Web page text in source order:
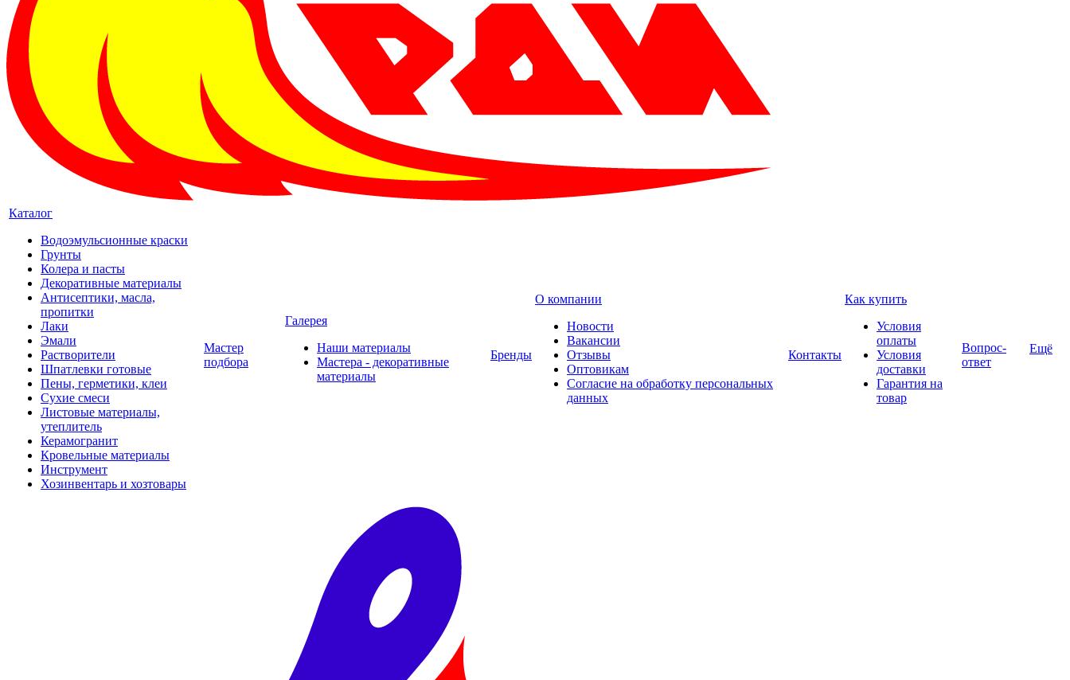
Каталог
Водоэмульсионные краски
Грунты
Колера и пасты
Декоративные материалы
Антисептики, масла,
пропитки
Лаки
Эмали
Растворители
Шпатлевки готовые
Пены, герметики, клеи
Сухие смеси
Листовые материалы,
утеплитель
Керамогранит
Кровельные материалы
Инструмент
Хозинвентарь и хозтовары
Мастер
подбора
Галерея
Наши материалы
Мастера - декоративные
материалы
Бренды
О компании
Новости
Вакансии
Отзывы
Оптовикам
Cогласие на обработку персональных
данных
Контакты
Как купить
Условия
оплаты
Условия
доставки
Гарантия на
товар
Вопрос-
ответ
Ещё